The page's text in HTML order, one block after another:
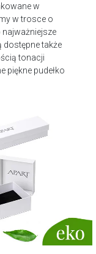
w
w trosce o
dostępne także
tonacji
piękne pudełko